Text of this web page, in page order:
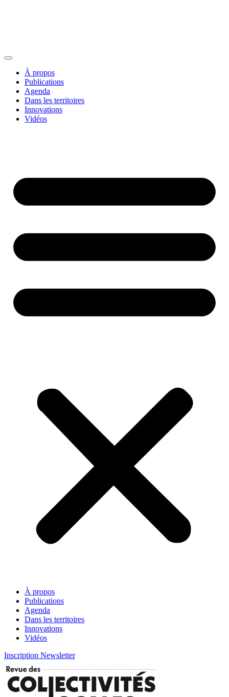
À propos
Publications
Agenda
Dans les territoires
Innovations
Vidéos
À propos
Publications
Agenda
Dans les territoires
Innovations
Vidéos
Inscription Newsletter